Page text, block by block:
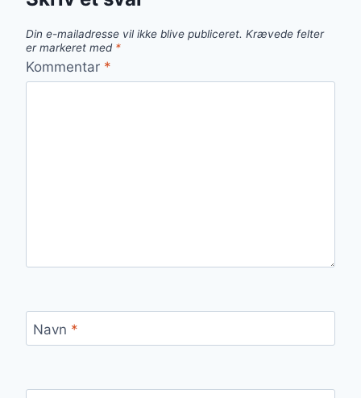
Din e-mailadresse vil ikke blive publiceret. Krævede felter
er markeret med *
Kommentar *
Navn *